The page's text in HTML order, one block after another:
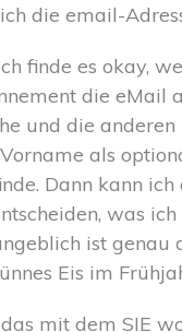
die email-
finde es okay,
die eMail
und die
als
Dann kann ich
was
ist genau
Eis im
mit dem SIE